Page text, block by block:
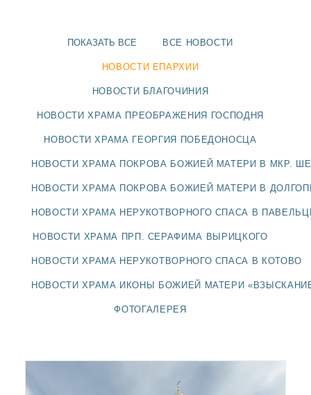
НОВОСТИ
БЛАГОЧИНИЯ
ДОЛГОПРУДНЕНСКОЕ
ЕПАРХИИ
ПОКАЗАТЬ ВСЕ ВСЕ НОВОСТИ
НОВОСТИ ЕПАРХИИ
НОВОСТИ БЛАГОЧИНИЯ
НОВОСТИ ХРАМА ПРЕОБРАЖЕНИЯ ГОСПОДНЯ
НОВОСТИ ХРАМА ГЕОРГИЯ ПОБЕДОНОСЦА
НОВОСТИ ХРАМА ПОКРОВА БОЖИЕЙ МАТЕРИ В МКР.
НОВОСТИ ХРАМА ПОКРОВА БОЖИЕЙ МАТЕРИ В
НОВОСТИ ХРАМА НЕРУКОТВОРНОГО СПАСА В
НОВОСТИ ХРАМА ПРП. СЕРАФИМА ВЫРИЦКОГО
НОВОСТИ ХРАМА НЕРУКОТВОРНОГО СПАСА В КОТОВО
НОВОСТИ ХРАМА ИКОНЫ БОЖИЕЙ МАТЕРИ
ФОТОГАЛЕРЕЯ